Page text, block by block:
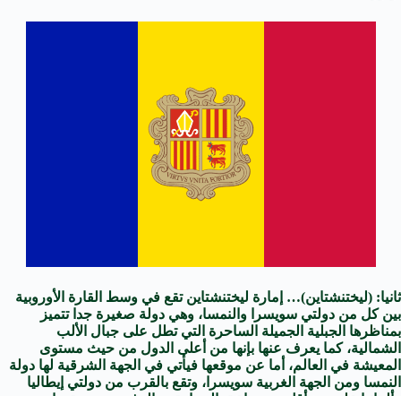
ثانيا: (ليختنشتاين)… إمارة ليختنشتاين تقع في وسط القارة الأوروبية
بين كل من دولتي سويسرا والنمسا، وهي دولة صغيرة جدا تتميز
بمناظرها الجبلية الجميلة الساحرة التي تطل على جبال الألب
الشمالية، كما يعرف عنها بإنها من أعلى الدول من حيث مستوى
المعيشة في العالم، أما عن موقعها فيأتي في الجهة الشرقية لها دولة
النمسا ومن الجهة الغربية سويسرا، وتقع بالقرب من دولتي إيطاليا